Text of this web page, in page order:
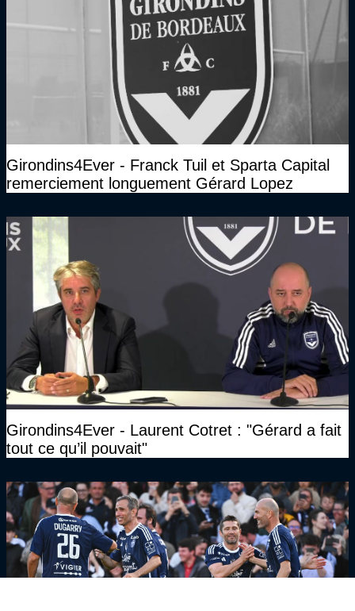
Girondins4Ever - Franck Tuil et Sparta Capital
remerciement longuement Gérard Lopez
Girondins4Ever - Laurent Cotret : "Gérard a fait
tout ce qu’il pouvait"